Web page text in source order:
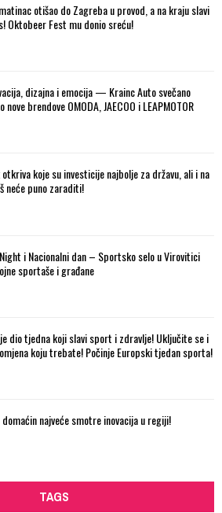
otišao do Zagreba u provod, a na kraju slavi
Oktobeer Fest mu donio sreću!
dizajna i emocija — Krainc Auto svečano
brendove OMODA, JAECOO i LEAPMOTOR
koje su investicije najbolje za državu, ali i na
neće puno zaraditi!
i Nacionalni dan – Sportsko selo u Virovitici
sportaše i građane
dio tjedna koji slavi sport i zdravlje! Uključite se i
koju trebate! Počinje Europski tjedan sporta!
najveće smotre inovacija u regiji!
TAGS